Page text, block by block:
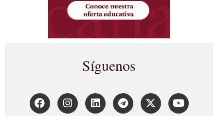
Síguenos